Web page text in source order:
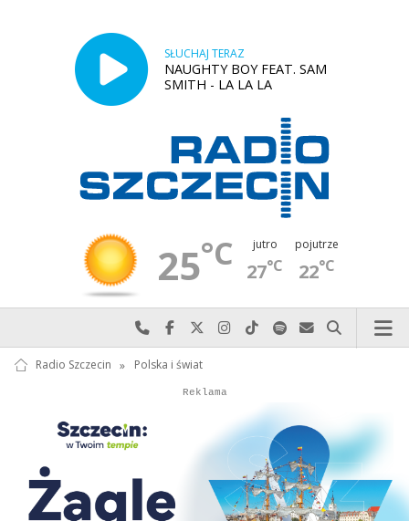
SŁUCHAJ TERAZ
NAUGHTY BOY FEAT. SAM
SMITH - LA LA LA
25°C jutro
27°C
pojutrze
22°C
Najlepiej po prostu do nas zadzwoń
Odwiedź nas na Facebook-u
Odwiedź nas na X
Odwiedź nas na Instagram-ie
Odwiedź nas na TikTok-u
Szukaj nas na Spotify
Wyślij do nas
Szukaj
Radio Szczecin » Polska i świat
Autopromocja
Reklama